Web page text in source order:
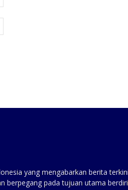
yang mengabarkan berita
berpegang pada tujuan utama